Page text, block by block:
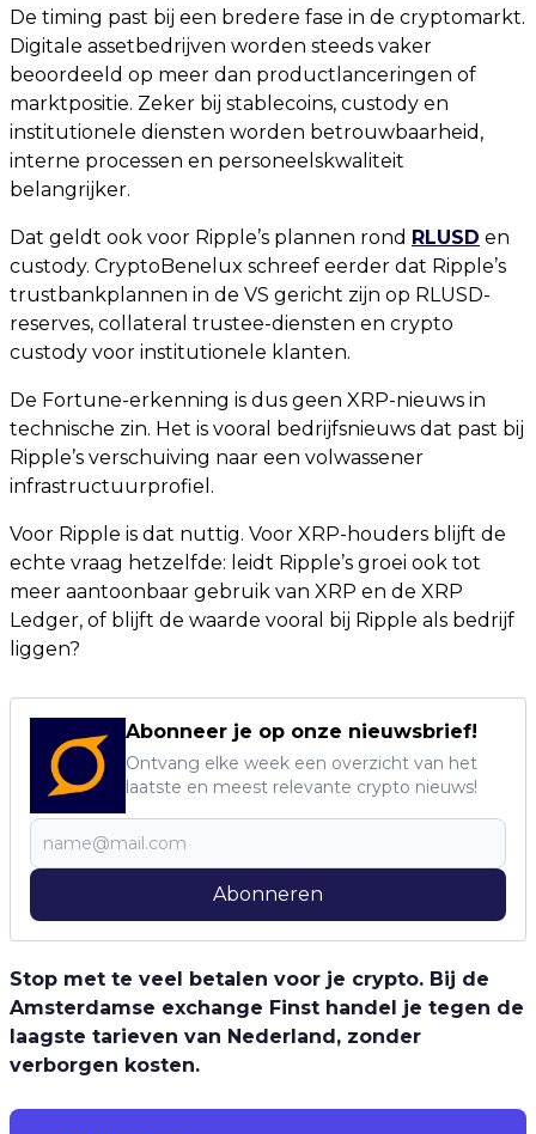
De timing past bij een bredere fase in de cryptomarkt.
Digitale assetbedrijven worden steeds vaker
beoordeeld op meer dan productlanceringen of
marktpositie. Zeker bij stablecoins, custody en
institutionele diensten worden betrouwbaarheid,
interne processen en personeelskwaliteit
belangrijker.
Dat geldt ook voor Ripple’s plannen rond RLUSD en
custody. CryptoBenelux schreef eerder dat Ripple’s
trustbankplannen in de VS gericht zijn op RLUSD-
reserves, collateral trustee-diensten en crypto
custody voor institutionele klanten.
De Fortune-erkenning is dus geen XRP-nieuws in
technische zin. Het is vooral bedrijfsnieuws dat past bij
Ripple’s verschuiving naar een volwassener
infrastructuurprofiel.
Voor Ripple is dat nuttig. Voor XRP-houders blijft de
echte vraag hetzelfde: leidt Ripple’s groei ook tot
meer aantoonbaar gebruik van XRP en de XRP
Ledger, of blijft de waarde vooral bij Ripple als bedrijf
liggen?
Abonneer je op onze nieuwsbrief!
Ontvang elke week een overzicht van het
laatste en meest relevante crypto nieuws!
Abonneren
Stop met te veel betalen voor je crypto. Bij de
Amsterdamse exchange Finst handel je tegen de
laagste tarieven van Nederland, zonder
verborgen kosten.